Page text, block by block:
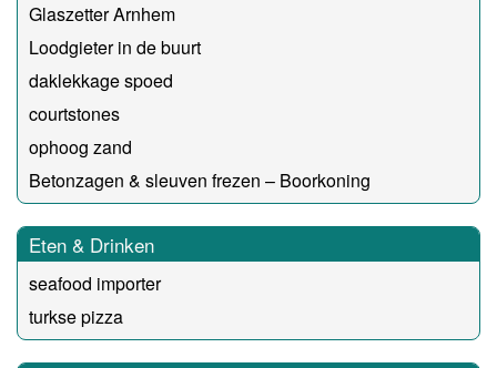
Glaszetter Arnhem
Loodgieter in de buurt
daklekkage spoed
courtstones
ophoog zand
Betonzagen & sleuven frezen – Boorkoning
Eten & Drinken
seafood importer
turkse pizza